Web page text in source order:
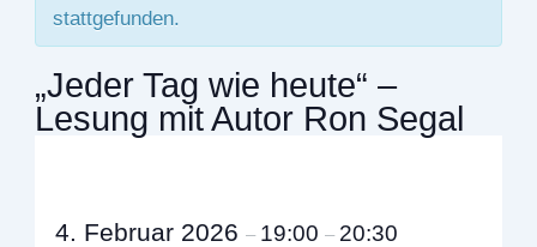
stattgefunden.
„Jeder Tag wie heute“ –
Lesung mit Autor Ron Segal
4. Februar 2026– 19:00– 20:30